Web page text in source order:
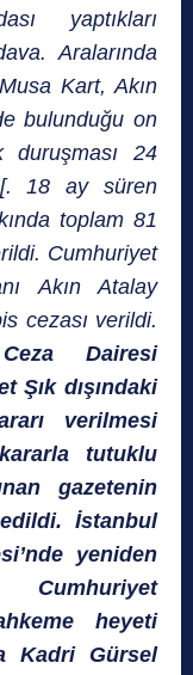
yaptıkları
Aralarında
Kart, Akın
bulunduğu on
duruşması 24
18 ay süren
toplam 81
Cumhuriyet
Akın Atalay
cezası verildi.
Dairesi
Şık dışındaki
verilmesi
tutuklu
gazetenin
İstanbul
yeniden
Cumhuriyet
heyeti
Kadri Gürsel